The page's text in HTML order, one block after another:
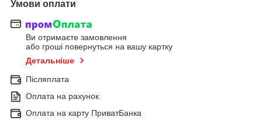
Умови оплати
Ви отримаєте замовлення
або гроші повернуться на вашу картку
Детальніше
Післяплата
Оплата на рахунок
Оплата на карту ПриватБанка